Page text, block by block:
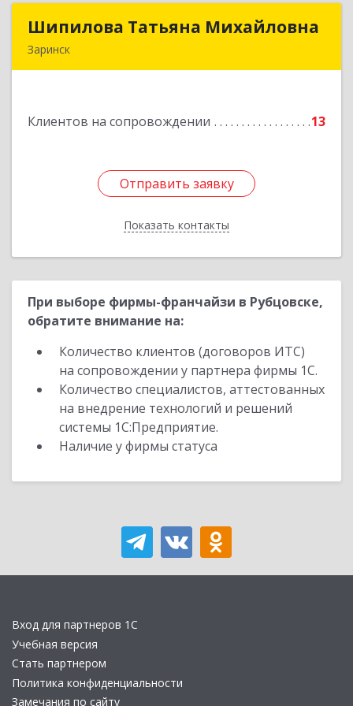
Шипилова Татьяна Михайловна
Заринск
Клиентов на сопровождении 13
Отправить заявку
Показать контакты
Шипилова Татьяна Михайловна
Отправить заявку
Назад
При выборе фирмы-франчайзи в Рубцовске,
обратите внимание на:
Количество клиентов (договоров ИТС)
на сопровождении у партнера фирмы 1С.
Количество специалистов, аттестованных
на внедрение технологий и решений
системы 1С:Предприятие.
Наличие у фирмы статуса
Вход для партнеров 1С
Учебная версия
Стать партнером
Политика конфиденциальности
Замечания по сайту